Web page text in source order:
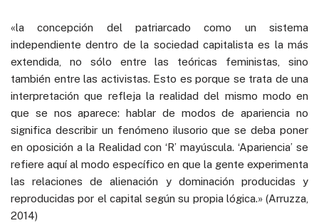
«la concepción del patriarcado como un sistema
independiente dentro de la sociedad capitalista es la más
extendida, no sólo entre las teóricas feministas, sino
también entre las activistas. Esto es porque se trata de una
interpretación que refleja la realidad del mismo modo en
que se nos aparece: hablar de modos de apariencia no
significa describir un fenómeno ilusorio que se deba poner
en oposición a la Realidad con ‘R’ mayúscula. ‘Apariencia’ se
refiere aquí al modo específico en que la gente experimenta
las relaciones de alienación y dominación producidas y
reproducidas por el capital según su propia lógica.» (Arruzza,
2014)